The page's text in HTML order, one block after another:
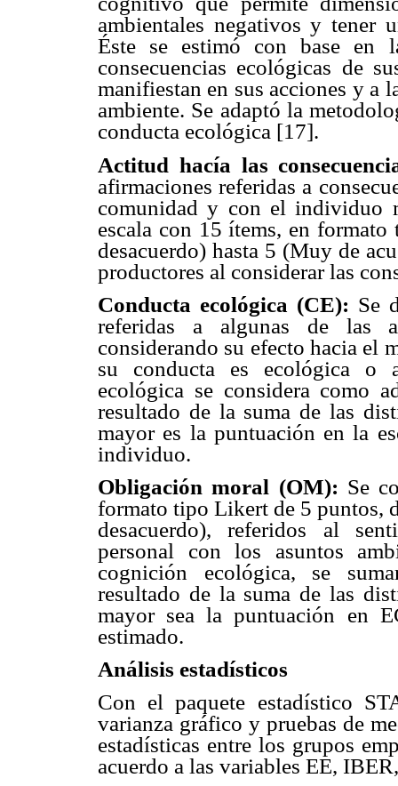
ambientales negativos y tener
Éste se estimó con base en
consecuencias ecológicas de
manifiestan en sus acciones y a
ambiente. Se adaptó la
conducta ecológica [17].
Actitud hacía las
afirmaciones referidas a
comunidad y con el individuo
escala con 15 ítems, en
desacuerdo) hasta 5 (Muy de
productores al considerar las
Conducta ecológica (CE): Se
referidas a algunas de las
considerando su efecto hacia el
su conducta es ecológica o
ecológica se considera como
resultado de la suma de las
mayor es la puntuación en la
individuo.
Obligación moral (OM): Se
formato tipo Likert de 5 puntos,
desacuerdo), referidos al
personal con los asuntos
cognición ecológica, se
resultado de la suma de las
mayor sea la puntuación en
estimado.
Análisis estadísticos
Con el paquete estadístico
varianza gráfico y pruebas de
estadísticas entre los grupos
acuerdo a las variables EE,